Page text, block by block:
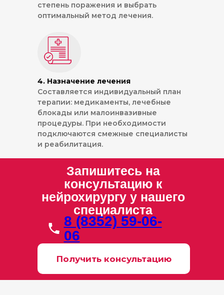
4. Назначение лечения
Составляется индивидуальный план
терапии: медикаменты, лечебные
блокады или малоинвазивные
процедуры. При необходимости
подключаются смежные специалисты
и реабилитация.
степень поражения и выбрать
оптимальный метод лечения.
Получить консультацию
Запишитесь на
консультацию к
нейрохирургу у нашего
специалиста
8 (8352) 59-06-
06